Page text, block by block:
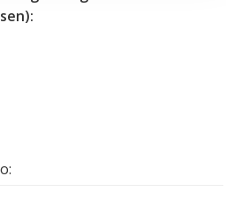
cookiepolitik